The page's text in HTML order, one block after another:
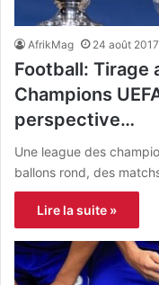
AfrikMag 24 août 2017
Football: Tirage
Champions
perspective…
Une league des
ballons rond, des
Lire la suite »